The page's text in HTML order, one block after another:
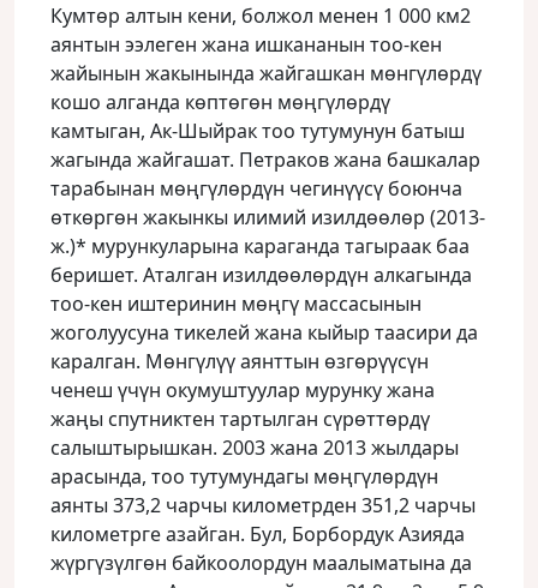
Кумтөр алтын кени, болжол менен 1 000 км2
аянтын ээлеген жана ишкананын тоо-кен
жайынын жакынында жайгашкан мөнгүлөрдү
кошо алганда көптөгөн мөңгүлөрдү
камтыган, Ак-Шыйрак тоо тутумунун батыш
жагында жайгашат. Петраков жана башкалар
тарабынан мөңгүлөрдүн чегинүүсү боюнча
өткөргөн жакынкы илимий изилдөөлөр (2013-
ж.)* мурункуларына караганда тагыраак баа
беришет. Аталган изилдөөлөрдүн алкагында
тоо-кен иштеринин мөңгү массасынын
жоголуусуна тикелей жана кыйыр таасири да
каралган. Мөнгүлүү аянттын өзгөрүүсүн
ченеш үчүн окумуштуулар мурунку жана
жаңы спутниктен тартылган сүрөттөрдү
салыштырышкан. 2003 жана 2013 жылдары
арасында, тоо тутумундагы мөңгүлөрдүн
аянты 373,2 чарчы километрден 351,2 чарчы
километрге азайган. Бул, Борбордук Азияда
жүргүзүлгөн байкоолордун маалыматына да